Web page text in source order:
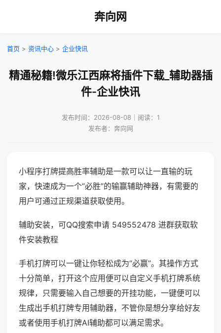
奔向网
首页 > 资讯中心 > 企业快讯
精通秘籍!微乐江西麻将插件下载_辅助器插
件-企业快讯
发布时间：2026-08-08｜阅读：1
发布者：奔向网
小程序打牌提高胜率辅助是一款可以让一直输的玩
家，快速成为一个“必胜”的输赢辅助神器，有需要的
用户可通过正规渠道获取使用。
辅助安装，可QQ搜索申请 549552478 进群获取软
件安装教程
手机打牌可以一键让你轻松成为“必赢”。其操作方式
十分简单，打开这个应用便可以自定义手机打牌系统
规律，只需要输入自己想要的开挂功能，一键便可以
生成出手机打牌专用辅助器，不管你是想分享给好友
或者使用手机打牌AI辅助都可以满足需求。